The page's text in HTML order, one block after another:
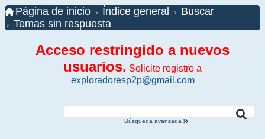
Página de inicio Índice general
Buscar
Temas sin respuesta
Acceso restringido a nuevos
usuarios. Solicite registro a
exploradoresp2p@gmail.com
Búsqueda avanzada